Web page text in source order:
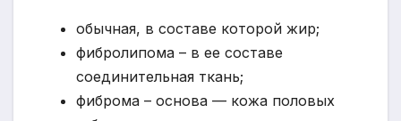
обычная, в составе которой жир;
фибролипома – в ее составе
соединительная ткань;
фиброма – основа — кожа половых